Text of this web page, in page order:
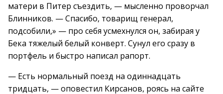
матери в Питер съездить, — мысленно проворчал
Блинников. — Спасибо, товарищ генерал,
подсобили,» — про себя усмехнулся он, забирая у
Бека тяжелый белый конверт. Сунул его сразу в
портфель и быстро написал рапорт.
— Есть нормальный поезд на одиннадцать
тридцать, — оповестил Кирсанов, роясь на сайте